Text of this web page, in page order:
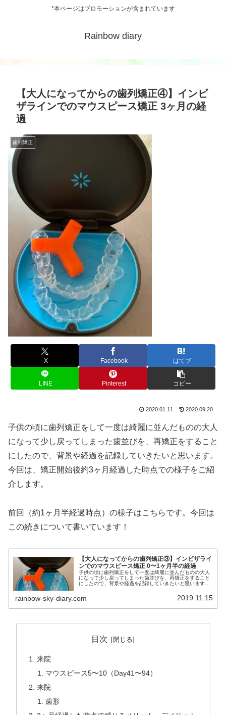
*本ページはプロモーションが含まれています
Rainbow diary
【大人になってからの歯列矯正④】インビ
ザラインでのマウスピース矯正 3ヶ月の経
過
歯列矯正
X Facebook はてブ
LINE Pinterest コピー
2020.01.11 2020.09.20
子供の頃に歯列矯正をして一度は綺麗に並んだものの大人
になって少し戻ってしまった歯並びを、再矯正をすること
にしたので、背景や経過を記録していきたいと思います。
今回は、矯正開始後約3ヶ月経過した時点での様子をご紹
介します。
前回（約1ヶ月半経過時点）の様子はこちらです。今回は
この続きについて書いています！
【大人になってからの歯列矯正③】インビザライ
ンでのマウスピース矯正 0〜1ヶ月半の経過
子供の頃に歯列矯正をして一度は綺麗に並んだものの大人
になって少し戻ってしまった歯並びを、再矯正をすること
にしたので、背景や経過を記録していきたいと思います。
める前には考えていなかった意外なデメリットもご紹介し
ますので、参考になさっていただければ嬉しいです。
rainbow-sky-diary.com 2019.11.15
目次
来院
マウスピース5〜10（Day41〜94）
来院
歯形